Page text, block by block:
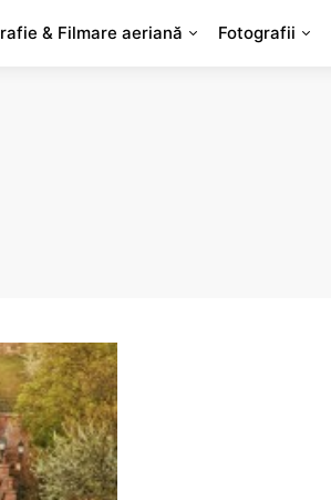
& Filmare aeriană Fotografii